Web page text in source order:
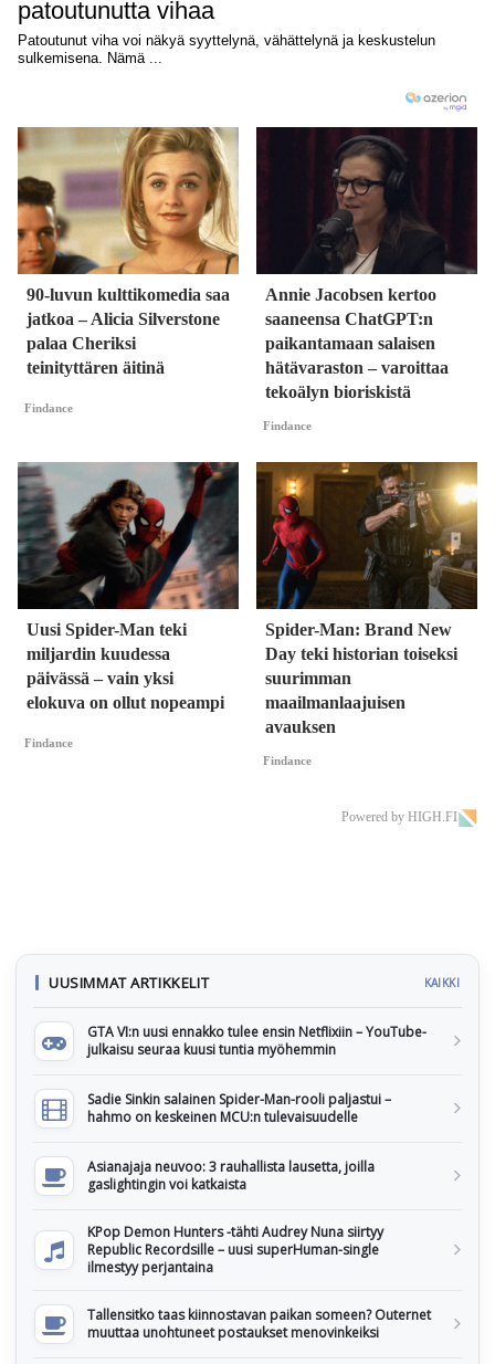
90-luvun kulttikomedia saa
jatkoa – Alicia Silverstone
palaa Cheriksi
teinityttären äitinä
Findance
Annie Jacobsen kertoo
saaneensa ChatGPT:n
paikantamaan salaisen
hätävaraston – varoittaa
tekoälyn bioriskistä
Findance
Uusi Spider-Man teki
miljardin kuudessa
päivässä – vain yksi
elokuva on ollut nopeampi
Findance
Spider-Man: Brand New
Day teki historian toiseksi
suurimman
maailmanlaajuisen
avauksen
Findance
Powered by HIGH.FI
UUSIMMAT ARTIKKELIT KAIKKI
GTA VI:n uusi ennakko tulee ensin Netflixiin – YouTube-
julkaisu seuraa kuusi tuntia myöhemmin
Sadie Sinkin salainen Spider-Man-rooli paljastui –
hahmo on keskeinen MCU:n tulevaisuudelle
Asianajaja neuvoo: 3 rauhallista lausetta, joilla
gaslightingin voi katkaista
KPop Demon Hunters -tähti Audrey Nuna siirtyy
Republic Recordsille – uusi superHuman-single
ilmestyy perjantaina
Tallensitko taas kiinnostavan paikan someen? Outernet
muuttaa unohtuneet postaukset menovinkeiksi